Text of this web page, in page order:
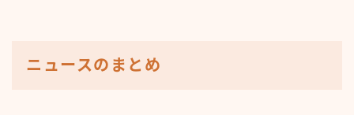
ニュースのまとめ